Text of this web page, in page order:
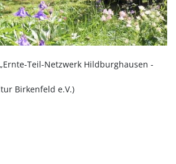
Teil-Netzwerk Hildburghausen -
Birkenfeld e.V.)